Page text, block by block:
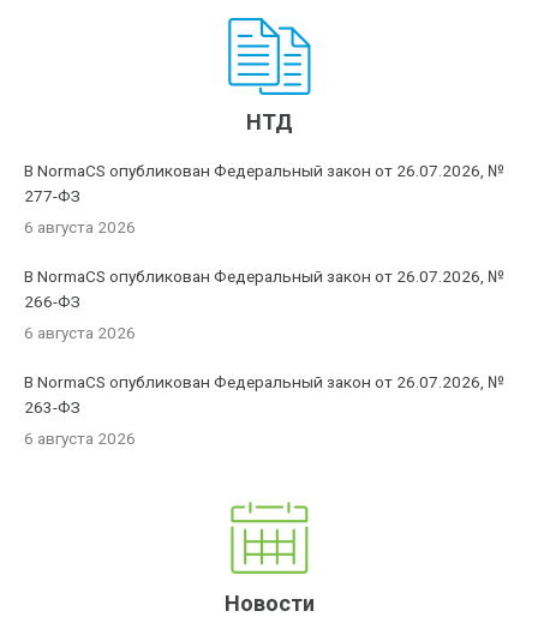
НТД
В NormaCS опубликован Федеральный закон от 26.07.2026, №
277-ФЗ
6 августа 2026
В NormaCS опубликован Федеральный закон от 26.07.2026, №
266-ФЗ
6 августа 2026
В NormaCS опубликован Федеральный закон от 26.07.2026, №
263-ФЗ
6 августа 2026
Новости